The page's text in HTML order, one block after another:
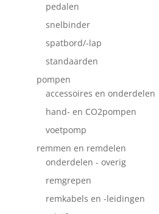
pedalen
snelbinder
spatbord/-lap
standaarden
pompen
accessoires en onderdelen
hand- en CO2pompen
voetpomp
remmen en remdelen
onderdelen - overig
remgrepen
remkabels en -leidingen